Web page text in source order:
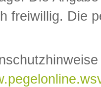
freiwillig. Die